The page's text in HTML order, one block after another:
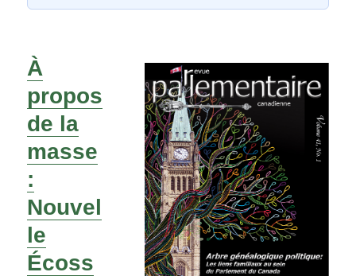
À
propos
de la
masse
:
Nouvel
le
Écoss